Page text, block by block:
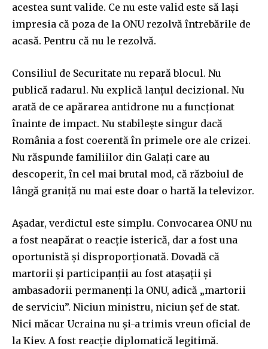
acestea sunt valide. Ce nu este valid este să lași
impresia că poza de la ONU rezolvă întrebările de
acasă. Pentru că nu le rezolvă.
Consiliul de Securitate nu repară blocul. Nu
publică radarul. Nu explică lanțul decizional. Nu
arată de ce apărarea antidrone nu a funcționat
înainte de impact. Nu stabilește singur dacă
România a fost coerentă în primele ore ale crizei.
Nu răspunde familiilor din Galați care au
descoperit, în cel mai brutal mod, că războiul de
lângă graniță nu mai este doar o hartă la televizor.
Așadar, verdictul este simplu. Convocarea ONU nu
a fost neapărat o reacție isterică, dar a fost una
oportunistă și disproporționată. Dovadă că
martorii și participanții au fost atașații și
ambasadorii permanenți la ONU, adică „martorii
de serviciu”. Niciun ministru, niciun șef de stat.
Nici măcar Ucraina nu și-a trimis vreun oficial de
la Kiev. A fost reacție diplomatică legitimă.